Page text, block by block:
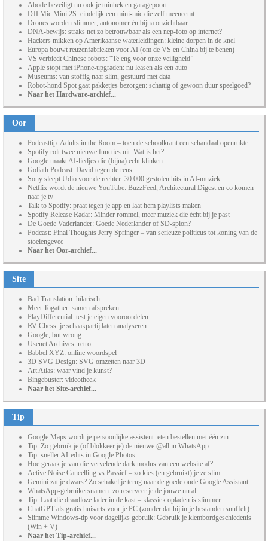
Abode beveiligt nu ook je tuinhek en garagepoort
DJI Mic Mini 2S: eindelijk een mini-mic die zelf meeneemt
Drones worden slimmer, autonomer én bijna onzichtbaar
DNA-bewijs: straks net zo betrouwbaar als een nep-foto op internet?
Hackers mikken op Amerikaanse waterleidingen: kleine dorpen in de knel
Europa bouwt reuzenfabrieken voor AI (om de VS en China bij te benen)
VS verbiedt Chinese robots: “Te eng voor onze veiligheid”
Apple stopt met iPhone-upgraden: nu leasen als een auto
Museums: van stoffig naar slim, gestuurd met data
Robot-hond Spot gaat pakketjes bezorgen: schattig of gewoon duur speelgoed?
Naar het Hardware-archief...
Oor
Podcasttip: Adults in the Room – toen de schoolkrant een schandaal openrukte
Spotify rolt twee nieuwe functies uit. Wat is het?
Google maakt AI-liedjes die (bijna) echt klinken
Goliath Podcast: David tegen de reus
Sony sleept Udio voor de rechter: 30.000 gestolen hits in AI-muziek
Netflix wordt de nieuwe YouTube: BuzzFeed, Architectural Digest en co komen
naar je tv
Talk to Spotify: praat tegen je app en laat hem playlists maken
Spotify Release Radar: Minder rommel, meer muziek die écht bij je past
De Goede Vaderlander: Goede Nederlander of SD-spion?
Podcast: Final Thoughts Jerry Springer – van serieuze politicus tot koning van de
stoelengevec
Naar het Oor-archief...
Site
Bad Translation: hilarisch
Meet Togather: samen afspreken
PlayDifferential: test je eigen vooroordelen
RV Chess: je schaakpartij laten analyseren
Google, but wrong
Usenet Archives: retro
Babbel XYZ: online woordspel
3D SVG Design: SVG omzetten naar 3D
Art Atlas: waar vind je kunst?
Bingebuster: videotheek
Naar het Site-archief...
Tip
Google Maps wordt je persoonlijke assistent: eten bestellen met één zin
Tip: Zo gebruik je (of blokkeer je) de nieuwe @all in WhatsApp
Tip: sneller AI-edits in Google Photos
Hoe geraak je van die vervelende dark modus van een website af?
Active Noise Cancelling vs Passief – zo kies (en gebruikt) je ze slim
Gemini zat je dwars? Zo schakel je terug naar de goede oude Google Assistant
WhatsApp-gebruikersnamen: zo reserveer je de jouwe nu al
Tip: Laat die draadloze lader in de kast – klassiek opladen is slimmer
ChatGPT als gratis huisarts voor je PC (zonder dat hij in je bestanden snuffelt)
Slimme Windows-tip voor dagelijks gebruik: Gebruik je klembordgeschiedenis
(Win + V)
Naar het Tip-archief...